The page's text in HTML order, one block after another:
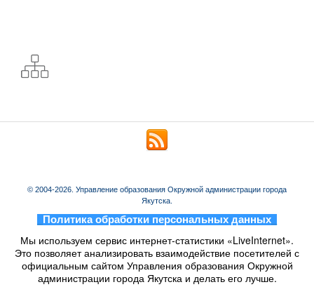
© 2004-2026. Управление образования Окружной администрации города
Якутска.
Политика обработки персональных данных
Мы используем сервис интернет-статистики «LiveInternet».
Это позволяет анализировать взаимодействие посетителей с
официальным сайтом Управления образования Окружной
администрации города Якутска и делать его лучше.